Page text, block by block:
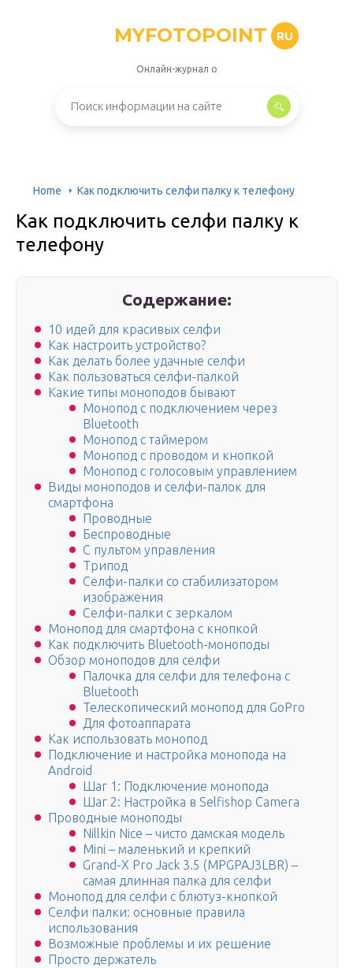
MYFOTOPOINT RU
Онлайн-журнал о
Home Как подключить селфи палку к телефону
Как подключить селфи палку к
телефону
Содержание:
10 идей для красивых селфи
Как настроить устройство?
Как делать более удачные селфи
Как пользоваться селфи-палкой
Какие типы моноподов бывают
Монопод с подключением через
Bluetooth
Монопод с таймером
Монопод с проводом и кнопкой
Монопод с голосовым управлением
Виды моноподов и селфи-палок для
смартфона
Проводные
Беспроводные
С пультом управления
Трипод
Селфи-палки со стабилизатором
изображения
Селфи-палки с зеркалом
Монопод для смартфона с кнопкой
Как подключить Bluetooth-моноподы
Обзор моноподов для селфи
Палочка для селфи для телефона с
Bluetooth
Телескопический монопод для GoPro
Для фотоаппарата
Как использовать монопод
Подключение и настройка монопода на
Android
Шаг 1: Подключение монопода
Шаг 2: Настройка в Selfishop Camera
Проводные моноподы
Nillkin Nice – чисто дамская модель
Mini – маленький и крепкий
Grand-X Pro Jack 3.5 (MPGPAJ3LBR) –
самая длинная палка для селфи
Монопод для селфи с блютуз-кнопкой
Селфи палки: основные правила
использования
Возможные проблемы и их решение
Просто держатель